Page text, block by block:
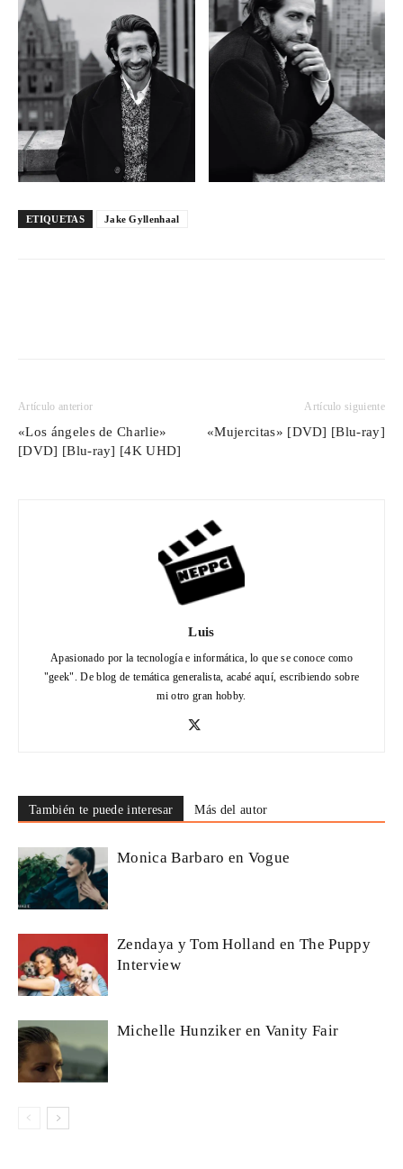
ETIQUETAS Jake Gyllenhaal
Artículo anterior
«Los ángeles de Charlie»
[DVD] [Blu-ray] [4K UHD]
Artículo siguiente
«Mujercitas» [DVD] [Blu-ray]
Luis
Apasionado por la tecnología e informática, lo que se conoce como
"geek". De blog de temática generalista, acabé aquí, escribiendo sobre
mi otro gran hobby.
También te puede interesar Más del autor
Monica Barbaro en Vogue
Zendaya y Tom Holland en The Puppy
Interview
Michelle Hunziker en Vanity Fair